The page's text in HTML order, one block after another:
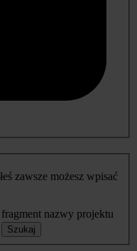
zawsze możesz wpisać
nazwy projektu
Szukaj